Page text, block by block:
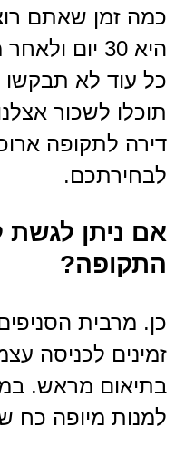
כמה זמן שאתם
היא 30 יום
כל עוד לא
תוכלו לשכור
דירה לתקופה
לבחירתכם.
אם ניתן לגשת
התקופה?
כן. מרבית
בתיאום מראש.
למנות מיופה כח